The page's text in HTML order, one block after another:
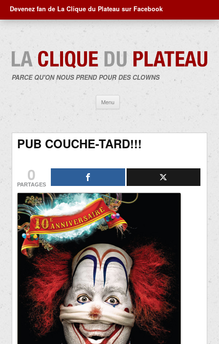
Devenez fan de La Clique du Plateau sur Facebook
PARCE QU'ON NOUS PREND POUR DES CLOWNS
Menu
contenu
PUB COUCHE-TARD!!!
0
PARTAGES